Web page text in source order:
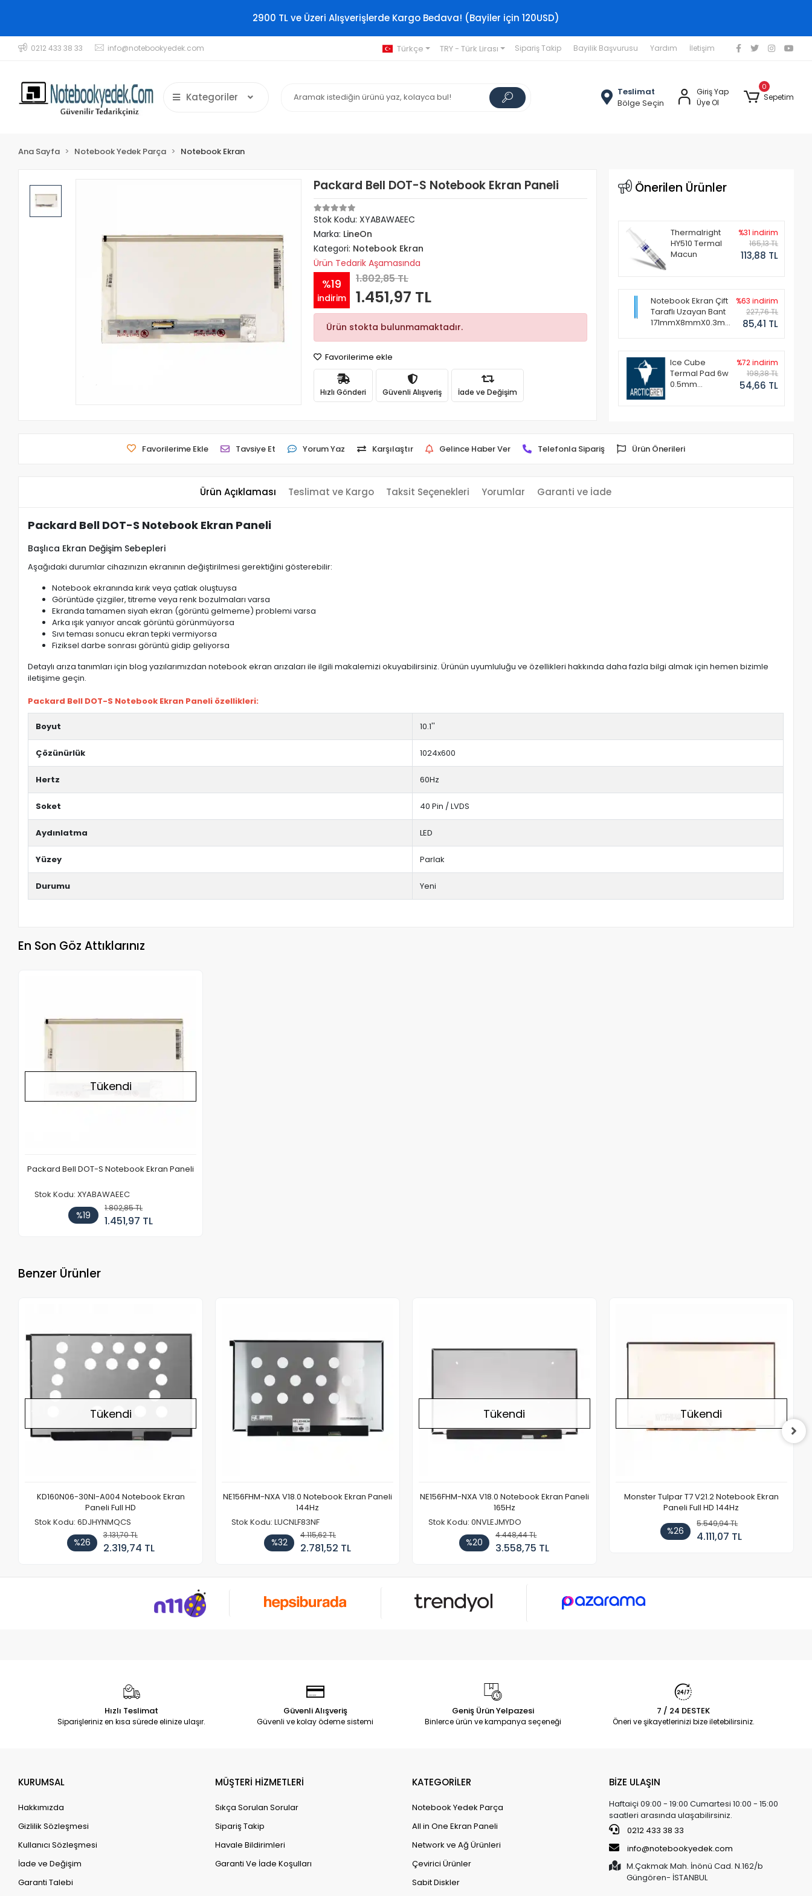
2900 TL ve Üzeri Alışverişlerde Kargo Bedava! (Bayiler için 120USD)
0212 433 38 33 info@notebookyedek.com Türkçe TRY - Türk Lirası Sipariş Takip Bayilik Başvurusu Yardım İletişim
Kategoriler
Teslimat
Bölge Seçin
Giriş Yap
Üye Ol
0
Sepetim
Ana Sayfa Notebook Yedek Parça Notebook Ekran
Packard Bell DOT-S Notebook Ekran Paneli
Stok Kodu: XYABAWAEEC
Marka: LineOn
Kategori: Notebook Ekran
Ürün Tedarik Aşamasında
%19
indirim
1.802,85 TL
1.451,97 TL
Ürün stokta bulunmamaktadır.
Favorilerime ekle
Hızlı Gönderi Güvenli Alışveriş İade ve Değişim
Önerilen Ürünler
Thermalright
HY510 Termal
Macun
%31 indirim
165,13 TL
113,88 TL
Notebook Ekran Çift
Taraflı Uzayan Bant
171mmX8mmX0.3mm
%63 indirim
227,76 TL
85,41 TL
Ice Cube
Termal Pad 6w
0.5mm
%72 indirim
198,38 TL
54,66 TL
Favorilerime Ekle Tavsiye Et Yorum Yaz Karşılaştır Gelince Haber Ver Telefonla Sipariş Ürün Önerileri
Ürün Açıklaması Teslimat ve Kargo Taksit Seçenekleri Yorumlar Garanti ve İade
Packard Bell DOT-S Notebook Ekran Paneli
Başlıca Ekran Değişim Sebepleri
Aşağıdaki durumlar cihazınızın ekranının değiştirilmesi gerektiğini gösterebilir:
Notebook ekranında kırık veya çatlak oluştuysa
Görüntüde çizgiler, titreme veya renk bozulmaları varsa
Ekranda tamamen siyah ekran (görüntü gelmeme) problemi varsa
Arka ışık yanıyor ancak görüntü görünmüyorsa
Sıvı teması sonucu ekran tepki vermiyorsa
Fiziksel darbe sonrası görüntü gidip geliyorsa
Detaylı arıza tanımları için blog yazılarımızdan notebook ekran arızaları ile ilgili makalemizi okuyabilirsiniz. Ürünün uyumluluğu ve özellikleri hakkında daha fazla bilgi almak için hemen bizimle
iletişime geçin.
Packard Bell DOT-S Notebook Ekran Paneli özellikleri:
Boyut 10.1''
Çözünürlük 1024x600
Hertz 60Hz
Soket 40 Pin / LVDS
Aydınlatma LED
Yüzey Parlak
Durumu Yeni
En Son Göz Attıklarınız
Tükendi
Packard Bell DOT-S Notebook Ekran Paneli
Stok Kodu: XYABAWAEEC
%19
1.802,85 TL
1.451,97 TL
Benzer Ürünler
Tükendi
KD160N06-30NI-A004 Notebook Ekran
Paneli Full HD
Stok Kodu: 6DJHYNMQCS
%26
3.131,70 TL
2.319,74 TL
NE156FHM-NXA V18.0 Notebook Ekran Paneli
144Hz
Stok Kodu: LUCNLF83NF
%32
4.115,62 TL
2.781,52 TL
Tükendi
NE156FHM-NXA V18.0 Notebook Ekran Paneli
165Hz
Stok Kodu: 0NVLEJMYDO
%20
4.448,44 TL
3.558,75 TL
Tükendi
Monster Tulpar T7 V21.2 Notebook Ekran
Paneli Full HD 144Hz
%26
5.549,94 TL
4.111,07 TL
Hızlı Teslimat
Siparişleriniz en kısa sürede elinize ulaşır.
Güvenli Alışveriş
Güvenli ve kolay ödeme sistemi
Geniş Ürün Yelpazesi
Binlerce ürün ve kampanya seçeneği
7 / 24 DESTEK
Öneri ve şikayetlerinizi bize iletebilirsiniz.
KURUMSAL
Hakkımızda
Gizlilik Sözleşmesi
Kullanıcı Sözleşmesi
İade ve Değişim
Garanti Talebi
MÜŞTERİ HİZMETLERİ
Sıkça Sorulan Sorular
Sipariş Takip
Havale Bildirimleri
Garanti Ve İade Koşulları
KATEGORİLER
Notebook Yedek Parça
All in One Ekran Paneli
Network ve Ağ Ürünleri
Çevirici Ürünler
Sabit Diskler
BİZE ULAŞIN
Haftaiçi 09:00 - 19:00 Cumartesi 10:00 - 15:00
saatleri arasında ulaşabilirsiniz.
0212 433 38 33
info@notebookyedek.com
M.Çakmak Mah. İnönü Cad. N.162/b
Güngören- İSTANBUL